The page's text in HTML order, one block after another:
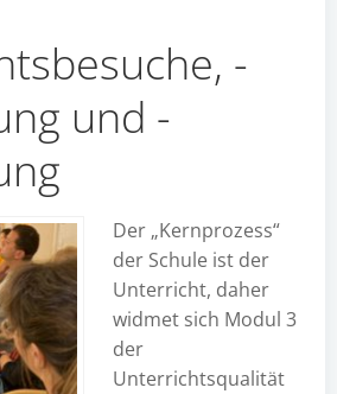
-
und -
Der „Kernprozess“
der Schule ist der
Unterricht, daher
widmet sich Modul 3
der
Unterrichtsqualität